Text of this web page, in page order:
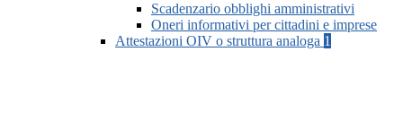
Scadenzario obblighi amministrativi
Oneri informativi per cittadini e imprese
Attestazioni OIV o struttura analoga 1